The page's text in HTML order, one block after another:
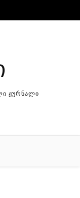
ჟურნალი